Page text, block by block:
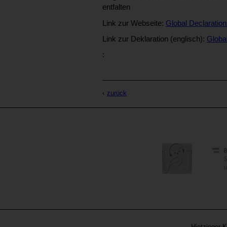
entfalten
Link zur Webseite: Global
Link zur Deklaration (englisch):
:
zurück